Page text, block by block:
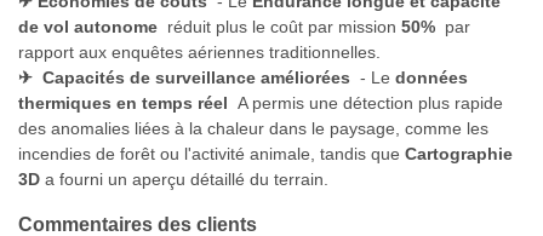
de vol autonome réduit plus le coût par mission 50% par
rapport aux enquêtes aériennes traditionnelles.
✈ Capacités de surveillance améliorées - Le données
thermiques en temps réel A permis une détection plus rapide
des anomalies liées à la chaleur dans le paysage, comme les
incendies de forêt ou l'activité animale, tandis que Cartographie
3D a fourni un aperçu détaillé du terrain.
Commentaires des clients